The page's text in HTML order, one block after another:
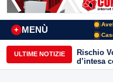
MENÙ
+
ULTIME NOTIZIE
Rischio
d’intesa
firmato il